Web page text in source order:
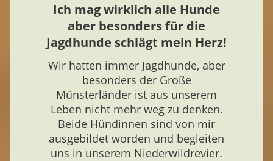
Ich mag wirklich alle Hunde
aber besonders für die
Jagdhunde schlägt mein Herz!
Wir hatten immer Jagdhunde, aber
besonders der Große
Münsterländer ist aus unserem
Leben nicht mehr weg zu denken.
Beide Hündinnen sind von mir
ausgebildet worden und begleiten
uns in unserem Niederwildrevier.